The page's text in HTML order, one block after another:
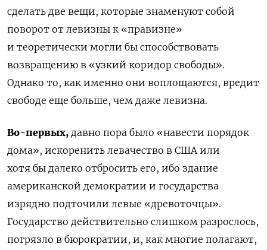
сделать две вещи, которые знаменуют собой
поворот от левизны к «правизне»
и теоретически могли бы способствовать
возвращению в «узкий коридор свободы».
Однако то, как именно они воплощаются, вредит
свободе еще больше, чем даже левизна.
Во-первых, давно пора было «навести порядок
дома», искоренить левачество в США или
хотя бы далеко отбросить его, ибо здание
американской демократии и государства
изрядно подточили левые «древоточцы».
Государство действительно слишком разрослось,
погрязло в бюрократии, и, как многие полагают,